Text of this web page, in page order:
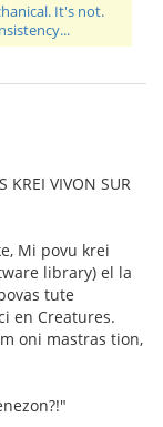
It's not.
KREI VIVON SUR
Mi povu krei
library) el la
tute
en Creatures.
oni mastras tion,